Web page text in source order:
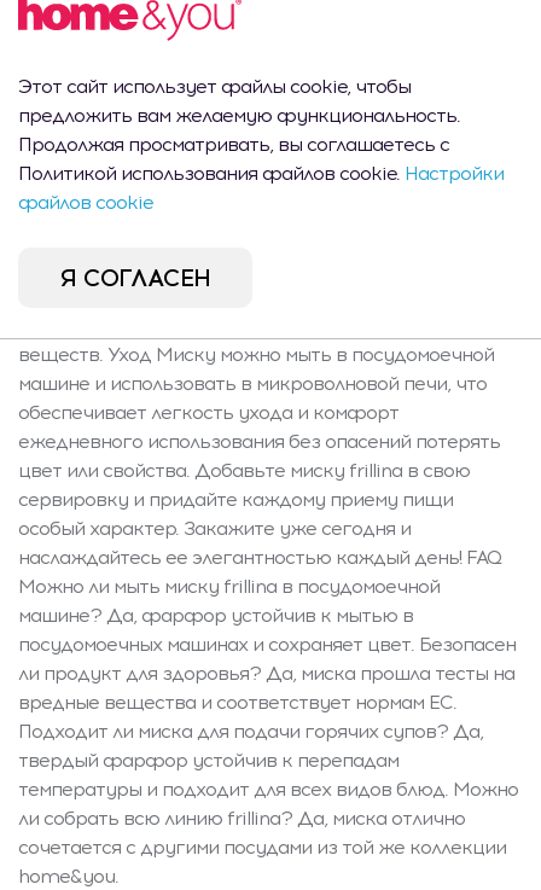
краем с контрастной синей окантовкой. Гладкая
поверхность и классическая форма делают ее
от скандинавского до современной элегантности.
Идеальный выбор для подачи салатов, супов, овсянки
или блюд азиатской кухни, а также стильный подарок
на новоселье или праздник. Особенности и
содержимое В комплект входит одна фарфоровая
см. Продукт легок (0,514 кг), а его эргономичная
веществ. Уход Миску можно мыть в посудомоечной
машине и использовать в микроволновой печи, что
обеспечивает легкость ухода и комфорт
ежедневного использования без опасений потерять
цвет или свойства. Добавьте миску frillina в свою
сервировку и придайте каждому приему пищи
особый характер. Закажите уже сегодня и
наслаждайтесь ее элегантностью каждый день! FAQ
Можно ли мыть миску frillina в посудомоечной
машине? Да, фарфор устойчив к мытью в
посудомоечных машинах и сохраняет цвет. Безопасен
ли продукт для здоровья? Да, миска прошла тесты на
вредные вещества и соответствует нормам ЕС.
Подходит ли миска для подачи горячих супов? Да,
твердый фарфор устойчив к перепадам
температуры и подходит для всех видов блюд. Можно
ли собрать всю линию frillina? Да, миска отлично
сочетается с другими посудами из той же коллекции
home&you.
Этот сайт использует файлы cookie, чтобы
предложить вам желаемую функциональность.
Продолжая просматривать, вы соглашаетесь с
Политикой использования файлов cookie. Настройки
файлов cookie
Я СОГЛАСЕН